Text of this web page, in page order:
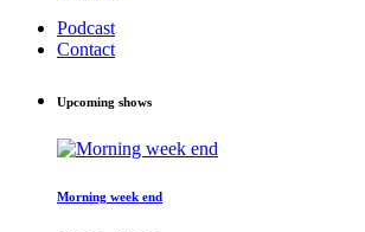
Podcast
Contact
Upcoming shows
Morning week end